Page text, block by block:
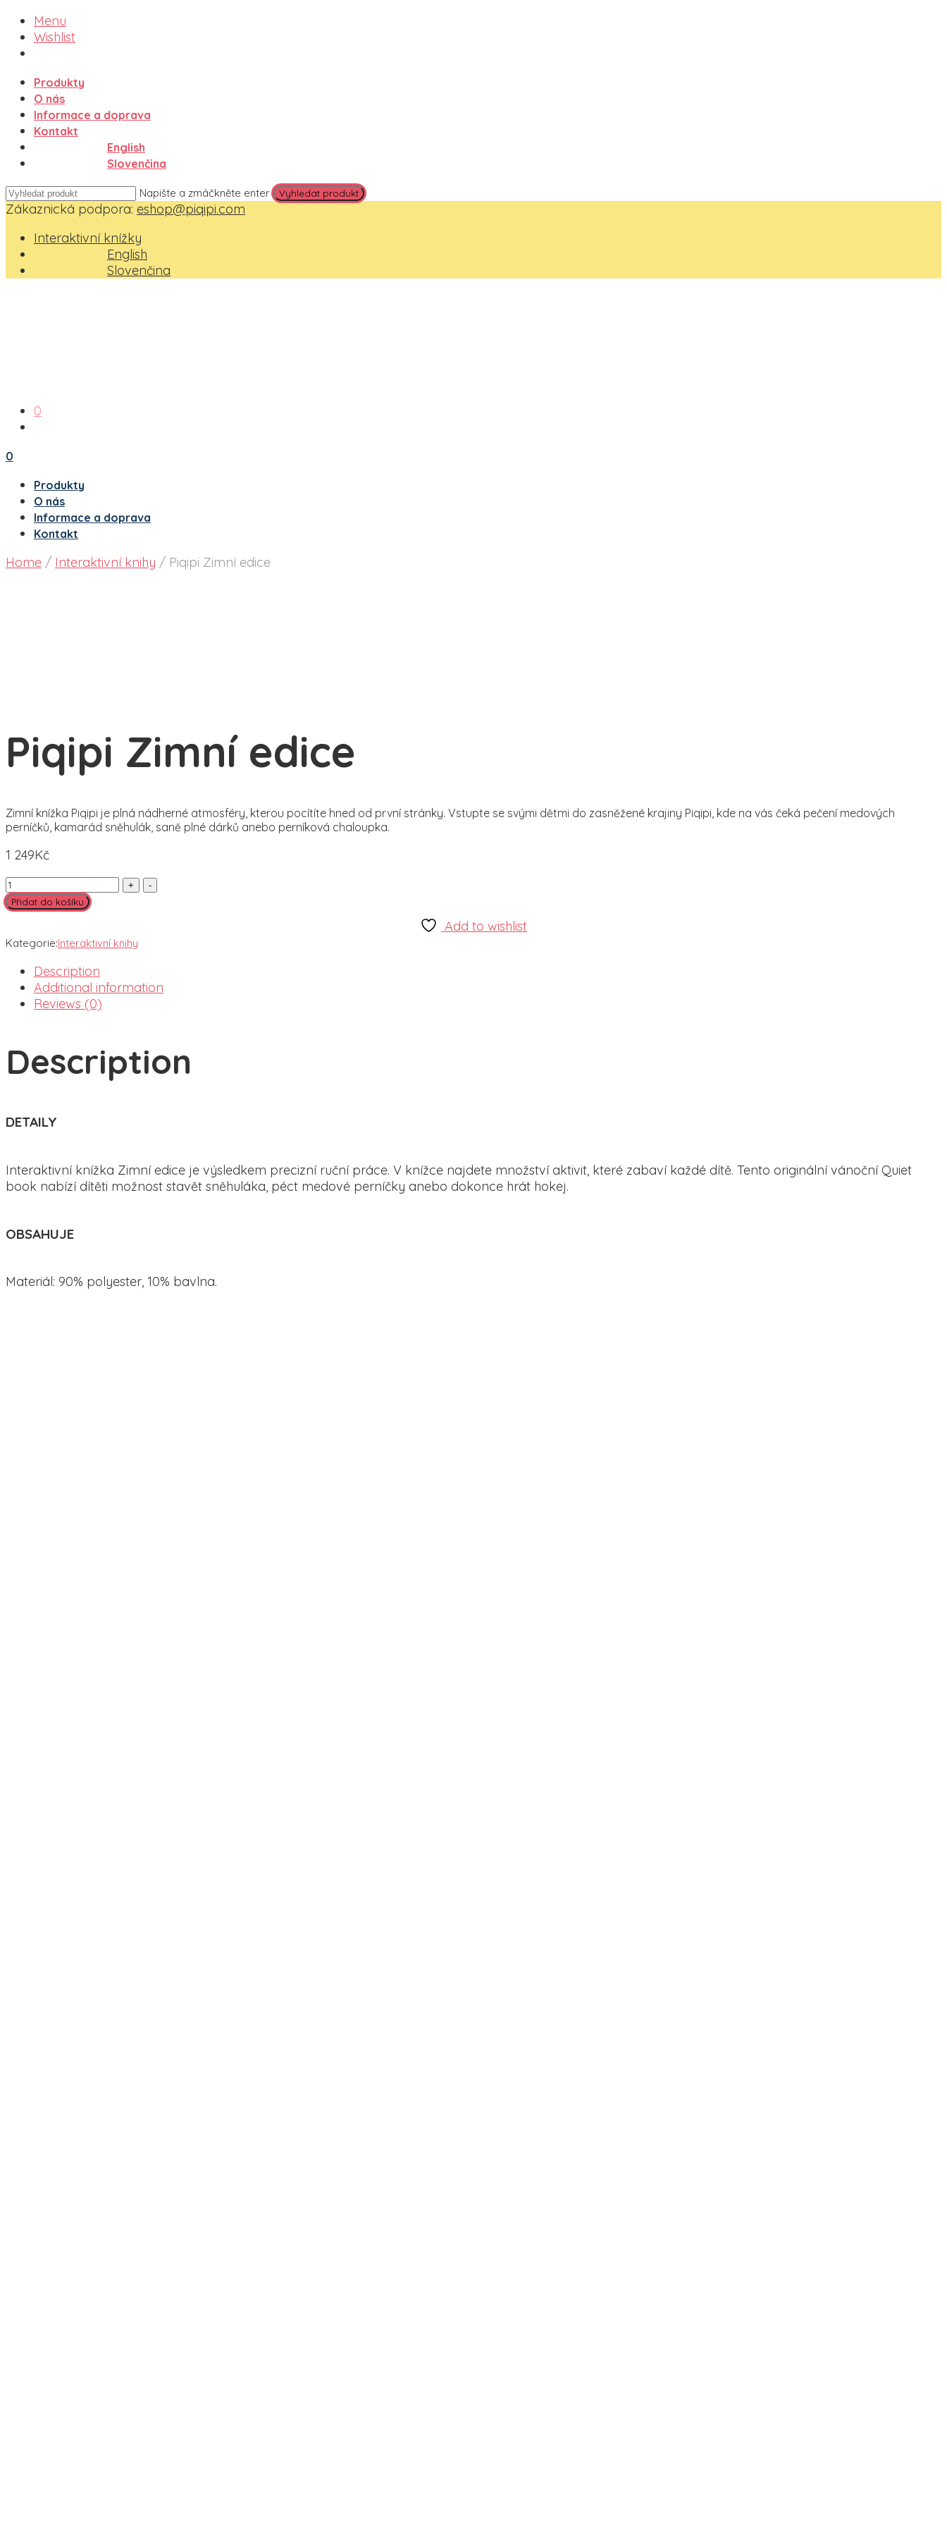
Menu
Wishlist
Produkty
O nás
Informace a doprava
Kontakt
English
Slovenčina
Napište a zmáčkněte enter
Zákaznická podpora: eshop@piqipi.com
Interaktivní knížky
English
Slovenčina
0
0
Produkty
O nás
Informace a doprava
Kontakt
Home / Interaktivní knihy / Piqipi Zimní edice
Piqipi Zimní edice
Zimní knížka Piqipi je plná nádherné atmosféry, kterou pocítíte hned od první stránky. Vstupte se svými dětmi do zasněžené krajiny Piqipi, kde na vás čeká pečení medových
perníčků, kamarád sněhulák, saně plné dárků anebo perníková chaloupka.
1 249Kč
Piqipi
Zimní
edice
Přidat do košíku
Add to wishlist
Kategorie:Interaktivní knihy
Description
Additional information
Reviews (0)
Description
DETAILY
Interaktivní knížka Zimní edice je výsledkem precizní ruční práce. V knížce najdete množství aktivit, které zabaví každé dítě. Tento originální vánoční Quiet
book nabízí dítěti možnost stavět sněhuláka, péct medové perníčky anebo dokonce hrát hokej.
OBSAHUJE
Materiál: 90% polyester, 10% bavlna.